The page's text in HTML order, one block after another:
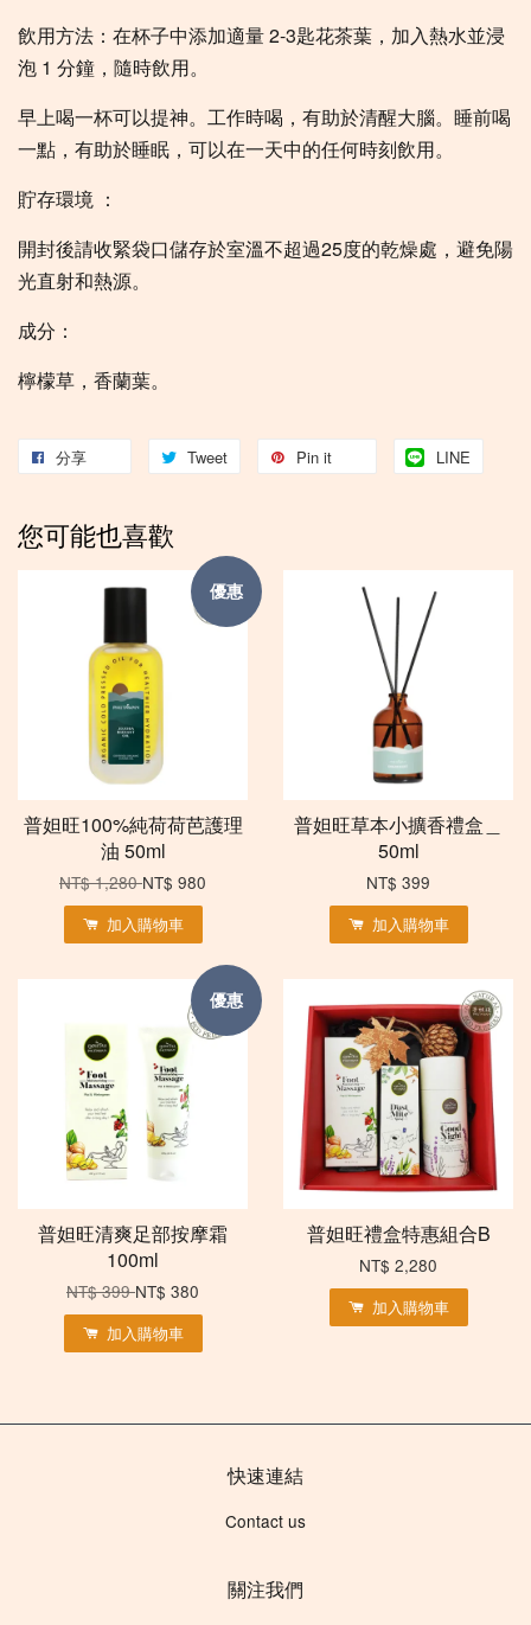
飲用方法：在杯子中添加適量 2-3匙花茶葉，加入熱水並浸
泡 1 分鐘，隨時飲用。
早上喝一杯可以提神。工作時喝，有助於清醒大腦。睡前喝
一點，有助於睡眠，可以在一天中的任何時刻飲用。
貯存環境 ：
開封後請收緊袋口儲存於室溫不超過25度的乾燥處，避免陽
光直射和熱源。
成分：
檸檬草，香蘭葉。
分享 Tweet Pin it LINE
您可能也喜歡
優惠
普妲旺100%純荷荷芭護理
油 50ml
NT$ 1,280NT$ 980
加入購物車
普妲旺草本小擴香禮盒＿
50ml
NT$ 399
加入購物車
優惠
普妲旺清爽足部按摩霜
100ml
NT$ 399NT$ 380
加入購物車
普妲旺禮盒特惠組合B
NT$ 2,280
加入購物車
快速連結
Contact us
關注我們